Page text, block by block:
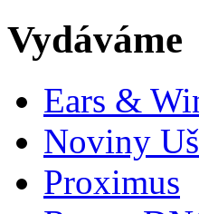
Vydáváme
Ears &
Noviny
Proximus